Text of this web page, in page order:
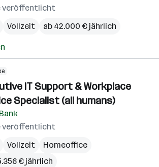
veröffentlicht
Vollzeit ab 42.000 € jährlich
IT Support & Workplace
Specialist (all humans)
veröffentlicht
Vollzeit
Homeoffice
€ jährlich